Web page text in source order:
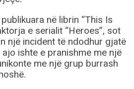
në librin “This Is
e serialit “Heroes”, sot
një incident të ndodhur gjatë
ishte e pranishme me një
me një grup burrash